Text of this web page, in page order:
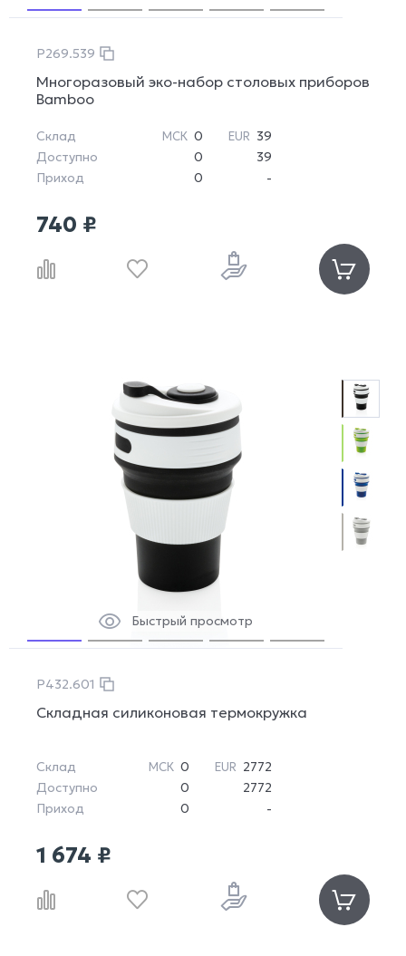
P269.539
Многоразовый эко-набор столовых приборов
Bamboo
Склад МСК 0 EUR 39
Доступно
0
39
Приход
0 -
740 ₽
Быстрый просмотр
P432.601
Складная силиконовая термокружка
Склад МСК 0 EUR 2772
Доступно
0
2772
Приход
0 -
1 674 ₽